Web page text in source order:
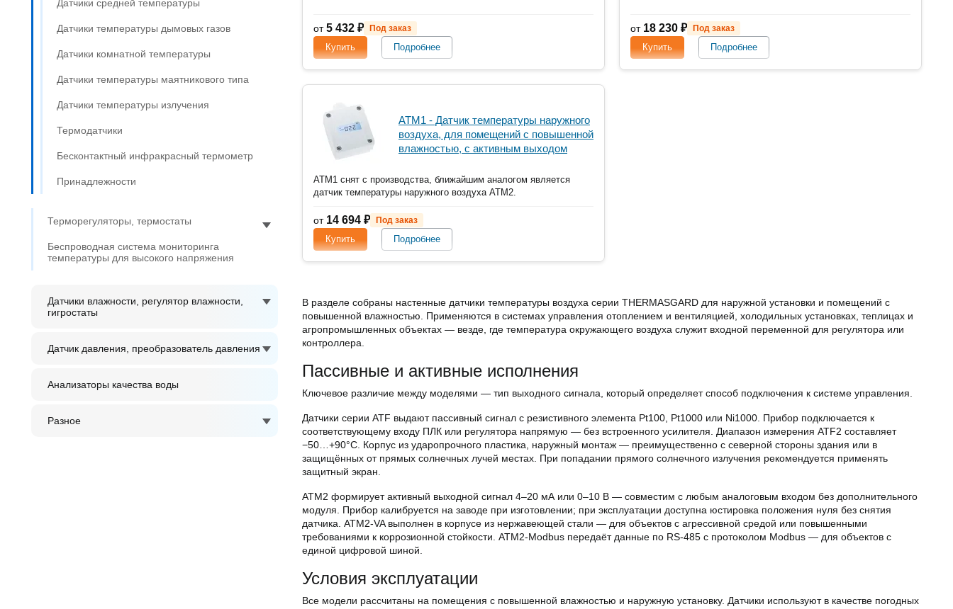
Датчики средней температуры
Датчики температуры дымовых газов
Датчики комнатной температуры
Датчики температуры маятникового типа
Датчики температуры излучения
Термодатчики
Бесконтактный инфракрасный термометр
Принадлежности
Терморегуляторы, термостаты
Беспроводная система мониторинга
температуры для высокого напряжения
Датчики влажности, регулятор влажности,
гигростаты
Датчик давления, преобразователь давления
Анализаторы качества воды
Разное
от5 432 ₽ Под заказ
Купить Подробнее
от 18 230 ₽ Под заказ
Купить Подробнее
ATM1 - Датчик температуры наружного
воздуха, для помещений с повышенной
влажностью, с активным выходом
ATM1 снят с производства, ближайшим аналогом является
датчик температуры наружного воздуха ATM2.
от 14 694 ₽ Под заказ
Купить Подробнее
В разделе собраны настенные датчики температуры воздуха серии THERMASGARD для наружной установки и помещений с
повышенной влажностью. Применяются в системах управления отоплением и вентиляцией, холодильных установках, теплицах и
агропромышленных объектах — везде, где температура окружающего воздуха служит входной переменной для регулятора или
контроллера.
Пассивные и активные исполнения
Ключевое различие между моделями — тип выходного сигнала, который определяет способ подключения к системе управления.
Датчики серии ATF выдают пассивный сигнал с резистивного элемента Pt100, Pt1000 или Ni1000. Прибор подключается к
соответствующему входу ПЛК или регулятора напрямую — без встроенного усилителя. Диапазон измерения ATF2 составляет
−50…+90°C. Корпус из ударопрочного пластика, наружный монтаж — преимущественно с северной стороны здания или в
защищённых от прямых солнечных лучей местах. При попадании прямого солнечного излучения рекомендуется применять
защитный экран.
ATM2 формирует активный выходной сигнал 4–20 мА или 0–10 В — совместим с любым аналоговым входом без дополнительного
модуля. Прибор калибруется на заводе при изготовлении; при эксплуатации доступна юстировка положения нуля без снятия
датчика. ATM2-VA выполнен в корпусе из нержавеющей стали — для объектов с агрессивной средой или повышенными
требованиями к коррозионной стойкости. ATM2-Modbus передаёт данные по RS-485 с протоколом Modbus — для объектов с
единой цифровой шиной.
Условия эксплуатации
Все модели рассчитаны на помещения с повышенной влажностью и наружную установку. Датчики используют в качестве погодных